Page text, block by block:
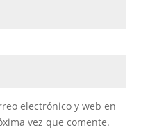
electrónico y web en
vez que comente.